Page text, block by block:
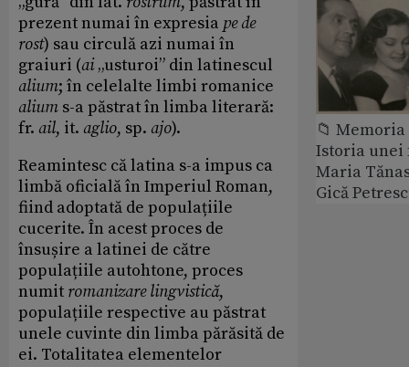
prezent numai în expresia pe de
rost) sau circulă azi numai în
graiuri (ai„usturoi” din latinescul
alium; în celelalte limbi romanice
alium s-a păstrat în limba literară:
fr. ail, it. aglio, sp. ajo).
Reamintesc că latina s-a impus ca
limbă oficială în Imperiul Roman,
fiind adoptată de populațiile
cucerite. În acest proces de
însușire a latinei de către
populațiile autohtone, proces
numit romanizare lingvistică,
populațiile respective au păstrat
unele cuvinte din limba părăsită de
ei. Totalitatea elementelor
📁
Istoria
Maria
Gică